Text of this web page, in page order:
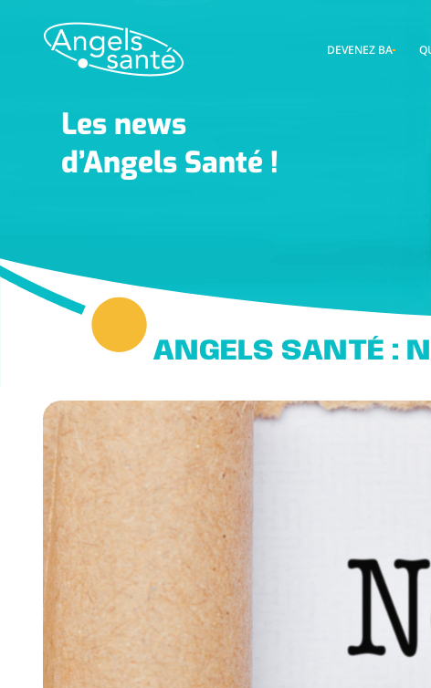
DEVENEZ BA
Les news
d’Angels Santé !
ANGELS SANTÉ :